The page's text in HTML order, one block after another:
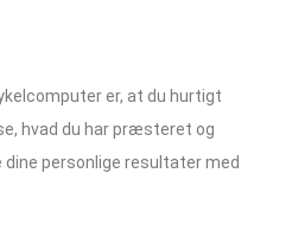
er, at du hurtigt
hvad du har præsteret og
personlige resultater med